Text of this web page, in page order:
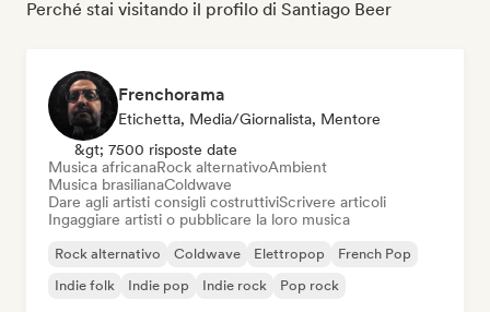
Perché stai visitando il profilo di Santiago Beer
Frenchorama
Etichetta, Media/Giornalista, Mentore
&gt; 7500 risposte date
Musica africanaRock alternativoAmbient
Musica brasilianaColdwave
Dare agli artisti consigli costruttiviScrivere articoli
Ingaggiare artisti o pubblicare la loro musica
Rock alternativo Coldwave Elettropop
French Pop
Indie folk
Indie pop Indie rock Pop rock